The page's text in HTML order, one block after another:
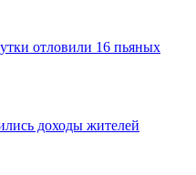
отловили 16 пьяных
доходы жителей